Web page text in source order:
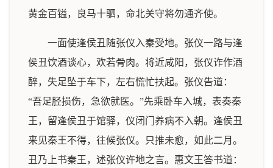
黄金百镒，良马十驷，命北关守将勿通齐使。
一面使逢侯丑随张仪入秦受地。张仪一路与逢
侯丑饮酒谈心，欢若骨肉。将近咸阳，张仪诈作酒
醉，失足坠于车下，左右慌忙扶起。张仪告道：
“吾足胫损伤，急欲就医。”先乘卧车入城，表奏秦
王，留逢侯丑于馆驿，仪闭门养病不入朝。逢侯丑
来见秦王不得，往候张仪。只推未愈，如此二月。
丑乃上书秦王，述张仪许地之言。惠文王答书道：